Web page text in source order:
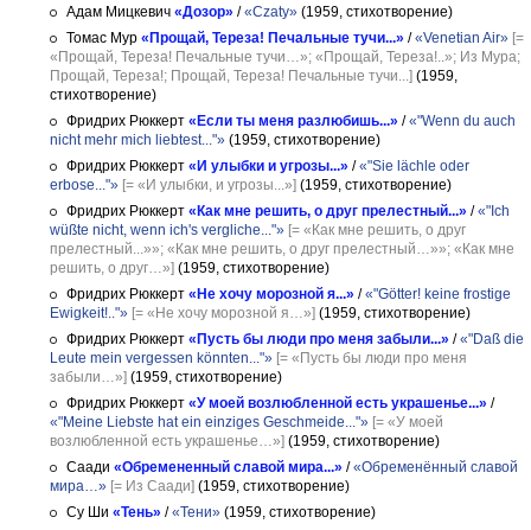
Адам Мицкевич «Дозор» /«Czaty» (1959, стихотворение)
Томас Мур «Прощай, Тереза! Печальные тучи...» /«Venetian Air» [=
«Прощай, Тереза! Печальные тучи…»; «Прощай, Тереза!..»; Из Мура;
Прощай, Тереза!; Прощай, Тереза! Печальные тучи...] (1959,
стихотворение)
Фридрих Рюккерт «Если ты меня разлюбишь...» /«"Wenn du auch
nicht mehr mich liebtest..."» (1959, стихотворение)
Фридрих Рюккерт «И улыбки и угрозы...» /«"Sie lächle oder
erbose..."» [= «И улыбки, и угрозы...»] (1959, стихотворение)
Фридрих Рюккерт «Как мне решить, о друг прелестный...» /«"Ich
wüßte nicht, wenn ich's vergliche..."» [= «Как мне решить, о друг
прелестный...»»; «Как мне решить, о друг прелестный…»»; «Как мне
решить, о друг…»] (1959, стихотворение)
Фридрих Рюккерт «Не хочу морозной я...» /«"Götter! keine frostige
Ewigkeit!.."» [= «Не хочу морозной я…»] (1959, стихотворение)
Фридрих Рюккерт «Пусть бы люди про меня забыли...» /«"Daß die
Leute mein vergessen könnten..."» [= «Пусть бы люди про меня
забыли…»] (1959, стихотворение)
Фридрих Рюккерт «У моей возлюбленной есть украшенье...» /
«"Meine Liebste hat ein einziges Geschmeide..."» [= «У моей
возлюбленной есть украшенье…»] (1959, стихотворение)
Саади «Обремененный славой мира...» /«Обременённый славой
мира…» [= Из Саади] (1959, стихотворение)
Су Ши «Тень» /«Тени» (1959, стихотворение)